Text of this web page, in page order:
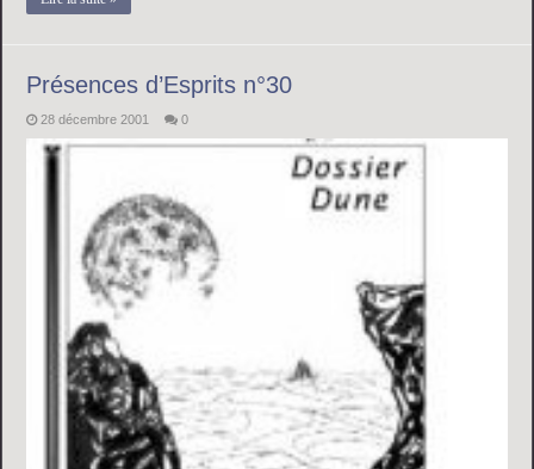
Présences d’Esprits n°30
28 décembre 2001 0